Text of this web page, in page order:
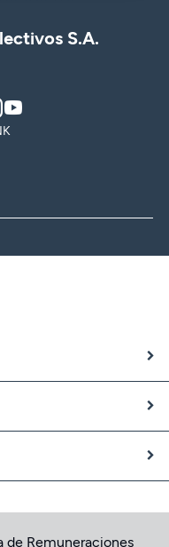
S.A.
Instagram
de Remuneraciones